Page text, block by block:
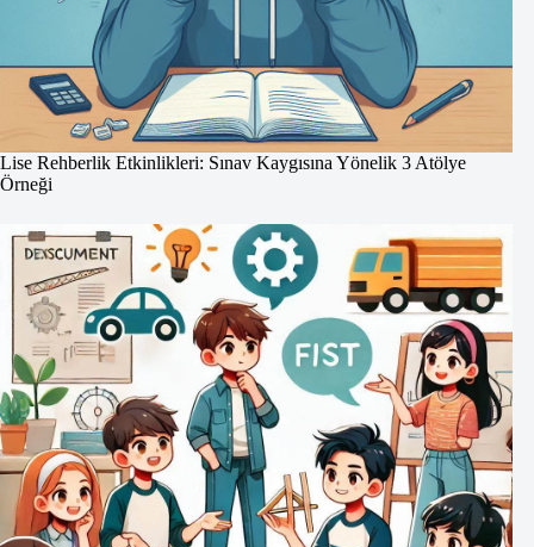
Lise Rehberlik Etkinlikleri: Sınav Kaygısına Yönelik 3 Atölye
Örneği